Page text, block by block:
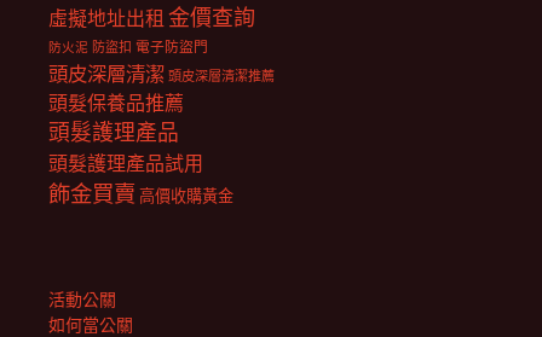
虛擬地址出租 金價查詢
防火泥 防盜扣 電子防盜門
頭皮深層清潔 頭皮深層清潔推薦
頭髮保養品推薦
頭髮護理產品
頭髮護理產品試用
飾金買賣 高價收購黃金
活動公關
如何當公關